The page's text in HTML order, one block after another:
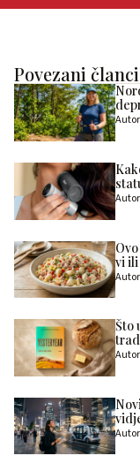
Povezani članci
vi ili
Što